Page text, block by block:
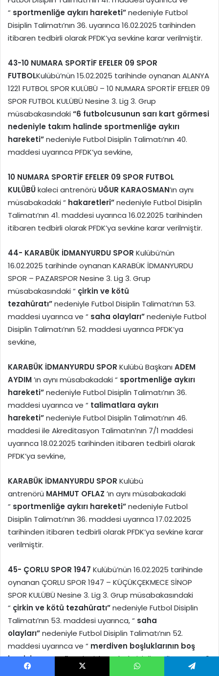
“ sportmenliğe aykırı hareketi”nedeniyle Futbol
Disiplin Talimatı’nın 36. uyarınca 16.02.2025 tarihinden
itibaren tedbirli olarak PFDK’ya sevkine karar verilmiştir.
43-10 NUMARA SPORTİF EFELER 09 SPOR
FUTBOLKulübü’nün 15.02.2025 tarihinde oynanan ALANYA
1221 FUTBOL SPOR KULÜBÜ – 10 NUMARA SPORTİF EFELER 09
SPOR FUTBOL KULÜBÜ Nesine 3. Lig 3. Grup
müsabakasındaki“6 futbolcusunun sarı kart görmesi
nedeniyle takım halinde sportmenliğe aykırı
hareketi”nedeniyle Futbol Disiplin Talimatı’nın 40.
maddesi uyarınca PFDK’ya sevkine,
10 NUMARA SPORTİF EFELER 09 SPOR FUTBOL
KULÜBÜkaleci antrenörü UĞUR KARAOSMAN’ın aynı
müsabakadaki “ hakaretleri”nedeniyle Futbol Disiplin
Talimatı’nın 41. maddesi uyarınca 16.02.2025 tarihinden
itibaren tedbirli olarak PFDK’ya sevkine karar verilmiştir.
44- KARABÜK İDMANYURDU SPOR Kulübü’nün
16.02.2025 tarihinde oynanan KARABÜK İDMANYURDU
SPOR – PAZARSPOR Nesine 3. Lig 3. Grup
müsabakasındaki “ çirkin ve kötü
tezahüratı”nedeniyle Futbol Disiplin Talimatı’nın 53.
maddesi uyarınca ve “ saha olayları”nedeniyle Futbol
Disiplin Talimatı’nın 52. maddesi uyarınca PFDK’ya
sevkine,
KARABÜK İDMANYURDU SPOR Kulübü BaşkanıADEM
AYDIM’ın aynı müsabakadaki “ sportmenliğe aykırı
hareketi”nedeniyle Futbol Disiplin Talimatı’nın 36.
maddesi uyarınca ve “ talimatlara aykırı
hareketi”nedeniyle Futbol Disiplin Talimatı’nın 46.
maddesi ile Akreditasyon Talimatın’nın 7/1 maddesi
uyarınca 18.02.2025 tarihinden itibaren tedbirli olarak
PFDK’ya sevkine,
KARABÜK İDMANYURDU SPOR Kulübü
antrenörü MAHMUT OFLAZ ’ın aynı müsabakadaki
“ sportmenliğe aykırı hareketi”nedeniyle Futbol
Disiplin Talimatı’nın 36. maddesi uyarınca 17.02.2025
tarihinden itibaren tedbirli olarak PFDK’ya sevkine karar
verilmiştir.
45- ÇORLU SPOR 1947 Kulübü’nün 16.02.2025 tarihinde
oynanan ÇORLU SPOR 1947 – KÜÇÜKÇEKMECE SİNOP
SPOR KULÜBÜ Nesine 3. Lig 3. Grup müsabakasındaki
“ çirkin ve kötü tezahüratı”nedeniyle Futbol Disiplin
Talimatı’nın 53. maddesi uyarınca, “ saha
olayları”nedeniyle Futbol Disiplin Talimatı’nın 52.
maddesi uyarınca ve “ merdiven boşluklarının boş
bırakılmaması”nedeniyle Futbol Disiplin Talimatı’nın 49.
maddesi uyarınca PFDK’ya sevkine,